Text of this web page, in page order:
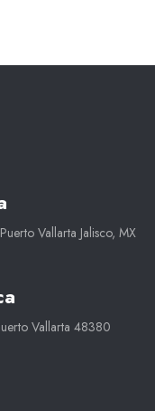
Vallarta Jalisco, MX
Vallarta 48380